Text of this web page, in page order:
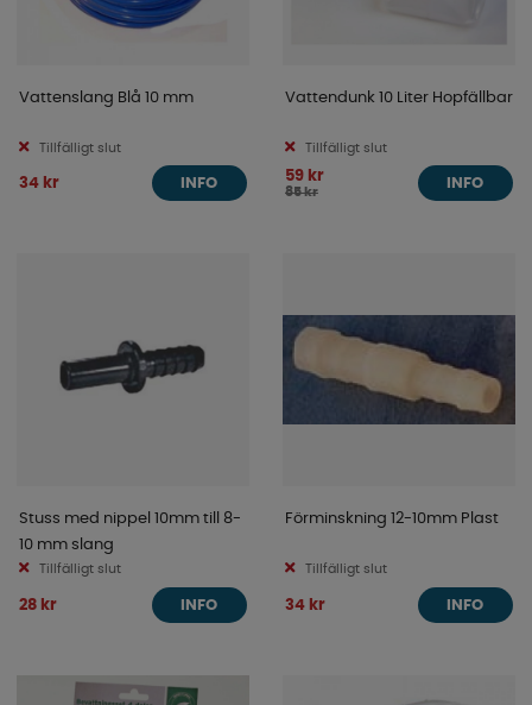
Vattenslang Blå 10 mm
Tillfälligt slut
34 kr INFO
Vattendunk 10 Liter Hopfällbar
Tillfälligt slut
59 kr
85 kr
INFO
Stuss med nippel 10mm till 8-
10 mm slang
Tillfälligt slut
28 kr INFO
Förminskning 12-10mm Plast
Tillfälligt slut
34 kr INFO